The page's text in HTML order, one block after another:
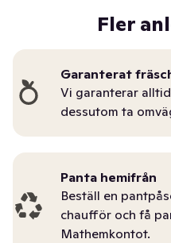
Fler
Garanterat
Vi garanterar
dessutom ta
Panta hemifrån
Beställ en
chaufför och få
Mathemkontot.